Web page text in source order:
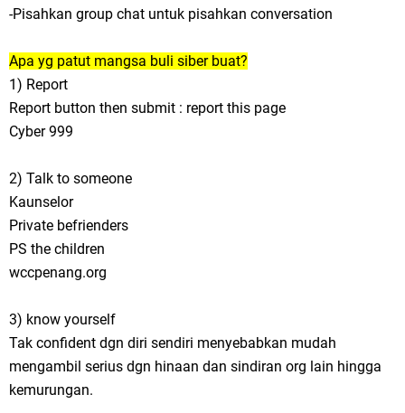
-Pisahkan group chat untuk pisahkan conversation
Apa yg patut mangsa buli siber buat?
1) Report
Report button then submit : report this page
Cyber 999
2) Talk to someone
Kaunselor
Private befrienders
PS the children
wccpenang.org
3) know yourself
Tak confident dgn diri sendiri menyebabkan mudah
mengambil serius dgn hinaan dan sindiran org lain hingga
kemurungan.